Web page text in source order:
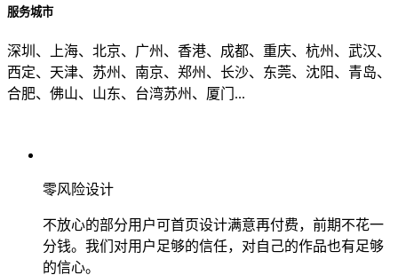
服务城市
深圳、上海、北京、广州、香港、成都、重庆、杭州、武汉、
西定、天津、苏州、南京、郑州、长沙、东莞、沈阳、青岛、
合肥、佛山、山东、台湾苏州、厦门...
零风险设计
不放心的部分用户可首页设计满意再付费，前期不花一
分钱。我们对用户足够的信任，对自己的作品也有足够
的信心。